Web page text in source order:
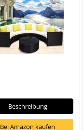
Beschreibung
Bei Amazon kaufen